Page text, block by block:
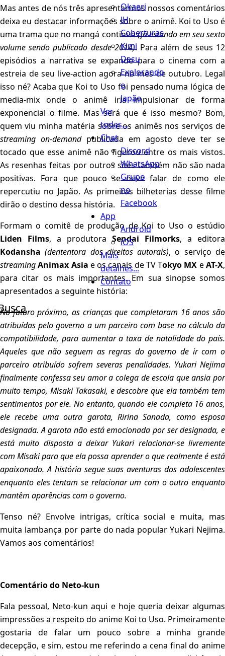
Okaeri
JH
Coberturas
Kimi
Desu
Explorando
o
Japão
Ver
todas...
Chat
Discord
WhatsApp
Grupo
no
Facebook
App
Android
iOS
Mais
detalhes...
Contato
Mas antes de nós três apresentarmos nossos comentários
deixa eu destacar informações sobre o animê. Koi to Uso é
uma trama que no mangá continua(já estando em seu sexto
volume sendo publicado desde 2014). Para além de seus 12
episódios a narrativa se expande para o cinema com a
estreia de seu live-action agora no mês de outubro. Legal
isso né? Acaba que Koi to Uso foi pensado numa lógica de
media-mix onde o animê iria impulsionar de forma
exponencial o filme. Mas será que é isso mesmo? Bom,
quem viu minha matéria sobre os animês nos serviços de
streaming on-demandpublicada em agosto deve ter se
tocado que esse animê não figurou entre os mais vistos.
As resenhas feitas por outros sites também não são nada
positivas. Fora que pouco se ouve falar de como ele
repercutiu no Japão. As primeiras bilheterias desse filme
dirão o destino dessa história.
Formam o comitê de produção de Koi to Uso o estúdio
Liden Films, a produtoraSendai Filmorks, a editora
Kodansha(dententora dos direitos autorais), o serviço de
streamingAnimax Asia e os canais de TV Tokyo MX eAT-X,
para citar os mais importantes. Em sua sinopse somos
apresentados a seguinte história:
No futuro próximo, as crianças que completaram 16 anos são
atribuídas pelo governo a um parceiro com base no cálculo da
compatibilidade, para aumentar a taxa de natalidade do país.
Aqueles que não seguem as regras do governo de ir com o
parceiro atribuído sofrem severas penalidades. Yukari Nejima
finalmente confessa seu amor a colega de escola que ansia por
muito tempo, Misaki Takasaki, e descobre que ela também tem
sentimentos por ele. No entanto, quando ele completa 16 anos,
ele recebe uma outra garota, Ririna Sanada, como esposa
designada. A garota não está emocionada por ser designada, e
está muito disposta a deixar Yukari relacionar-se livremente
com Misaki para que ela possa aprender o que realmente é está
apaixonado. A história segue suas aventuras dos adolescentes
enquanto eles tentam se relacionar um com o outro enquanto
mantêm aparências com o governo.
Tenso né? Envolve intrigas, crítica social e muita, mas
muita lambança por parte do nada popular Yukari Nejima.
Vamos aos comentários!
Comentário do Neto-kun
Fala pessoal, Neto-kun aqui e hoje queria deixar algumas
impressões a respeito do anime Koi to Uso. Primeiramente
gostaria de falar um pouco sobre a minha grande
decepção, e sim, estou me referindo a cena final do anime